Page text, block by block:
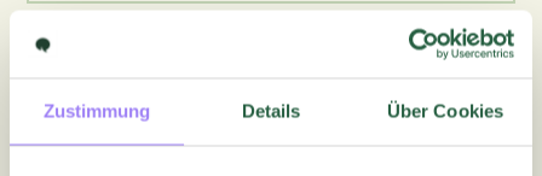
Zustimmung Details Über Cookies